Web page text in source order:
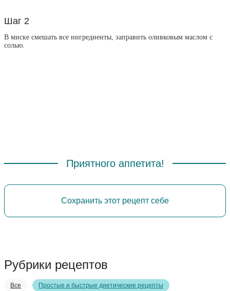
Шаг 2
В миске смешать все ингредиенты, заправить оливковым маслом с
солью.
Приятного аппетита!
Сохранить этот рецепт себе
Рубрики рецептов
Все Простые и быстрые диетические рецепты